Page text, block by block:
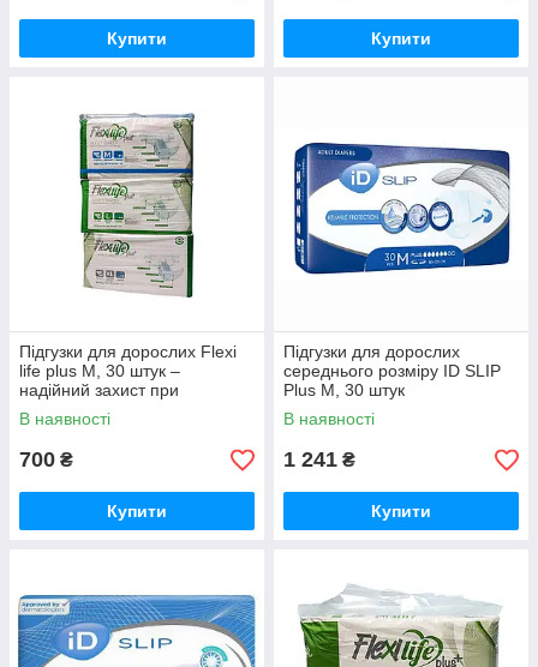
Купити Купити
Підгузки для дорослих Flexi
life plus M, 30 штук –
надійний захист при
нетриманні
В наявності
700 ₴
Купити
Підгузки для дорослих
середнього розміру ID SLIP
Plus M, 30 штук
В наявності
1 241 ₴
Купити